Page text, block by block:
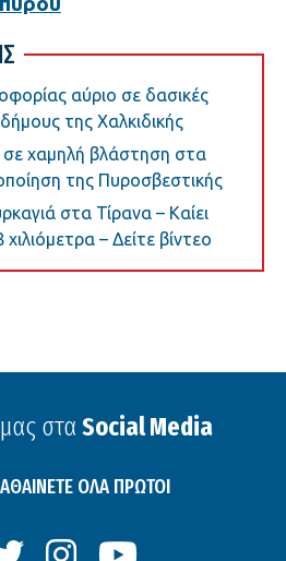
αύριο σε δασικές
της Χαλκιδικής
χαμηλή βλάστηση στα
της Πυροσβεστικής
στα Τίρανα – Καίει
– Δείτε βίντεο
στα Social Media
ΟΛΑ ΠΡΩΤΟΙ